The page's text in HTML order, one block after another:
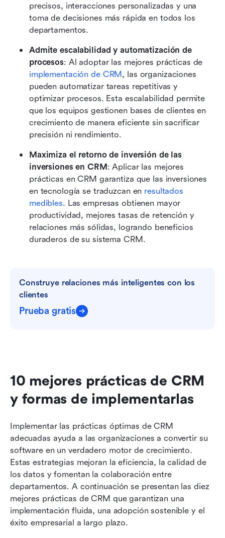
precisos, interacciones personalizadas y una
toma de decisiones más rápida en todos los
departamentos.
Admite escalabilidad y automatización de
procesos
implementación de CRM, las organizaciones
pueden automatizar tareas repetitivas y
optimizar procesos. Esta escalabilidad permite
que los equipos gestionen bases de clientes en
crecimiento de manera eficiente sin sacrificar
precisión ni rendimiento.
Maximiza el retorno de inversión de las
inversiones en CRM: Aplicar las mejores
prácticas en CRM garantiza que las inversiones
en tecnología se traduzcan en resultados
medibles. Las empresas obtienen mayor
productividad, mejores tasas de retención y
relaciones más sólidas, logrando beneficios
duraderos de su sistema CRM.
Construye relaciones más inteligentes con los
clientes
Prueba gratis
10 mejores prácticas de CRM
y formas de implementarlas
Implementar las prácticas óptimas de CRM
adecuadas ayuda a las organizaciones a convertir su
software en un verdadero motor de crecimiento.
Estas estrategias mejoran la eficiencia, la calidad de
los datos y fomentan la colaboración entre
departamentos. A continuación se presentan las diez
mejores prácticas de CRM que garantizan una
implementación fluida, una adopción sostenible y el
éxito empresarial a largo plazo.